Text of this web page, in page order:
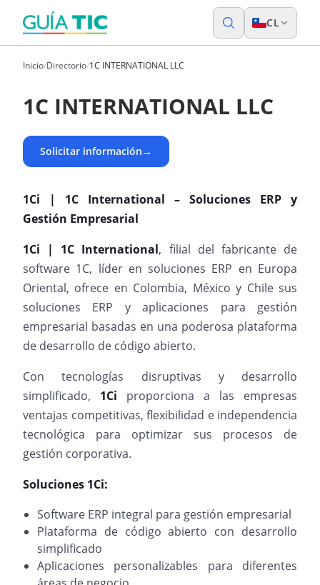
CL
Inicio/Directorio/1C INTERNATIONAL LLC
1C INTERNATIONAL LLC
Solicitar información→
1Ci | 1C International – Soluciones ERP y
Gestión Empresarial
1Ci | 1C International, filial del fabricante de
software 1C, líder en soluciones ERP en Europa
Oriental, ofrece en Colombia, México y Chile sus
soluciones ERP y aplicaciones para gestión
empresarial basadas en una poderosa plataforma
de desarrollo de código abierto.
Con tecnologías disruptivas y desarrollo
simplificado, 1Ci proporciona a las empresas
ventajas competitivas, flexibilidad e independencia
tecnológica para optimizar sus procesos de
gestión corporativa.
Soluciones 1Ci:
Software ERP integral para gestión empresarial
Plataforma de código abierto con desarrollo
simplificado
Aplicaciones personalizables para diferentes